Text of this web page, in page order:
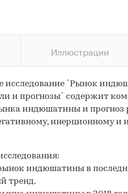
Иллюстрации
исследование `Рынок
и прогнозы` содержит
индюшатины и прогноз
инерционному и
индюшатины в
тренд.